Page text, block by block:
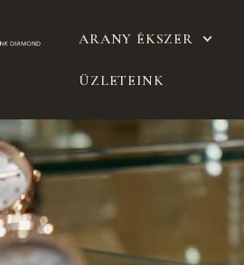
ARANY ÉKSZER
ÜZLETEINK